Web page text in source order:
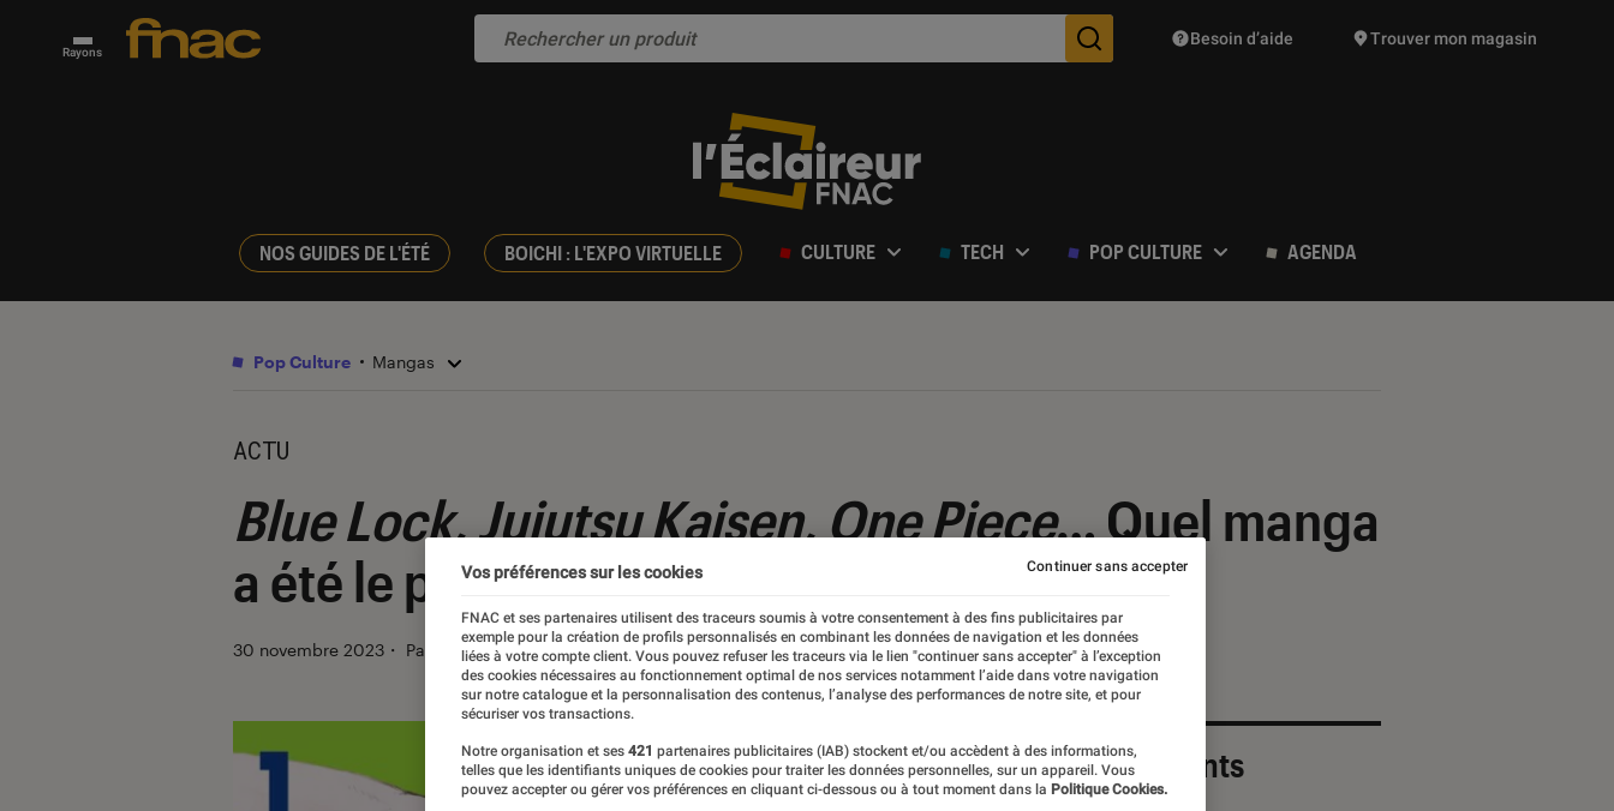
Rayons Des suggestions de produits vont vous être proposées
Besoin d’aide Trouver mon magasin
NOS GUIDES DE L'ÉTÉ BOICHI : L'EXPO VIRTUELLE CULTURE TECH POP CULTURE AGENDA
Pop Culture Mangas
ACTU
Blue Lock, Jujutsu Kaisen, One Piece… Quel manga
a été le plus vendu en 2023 ?
30 novembre 2023 ・ Par Vincent Oms
Les plus récents
Vos préférences sur les cookies
FNAC et ses partenaires utilisent des traceurs soumis à votre consentement à des fins publicitaires par
exemple pour la création de profils personnalisés en combinant les données de navigation et les données
liées à votre compte client. Vous pouvez refuser les traceurs via le lien "continuer sans accepter" à l’exception
des cookies nécessaires au fonctionnement optimal de nos services notamment l’aide dans votre navigation
sur notre catalogue et la personnalisation des contenus, l’analyse des performances de notre site, et pour
sécuriser vos transactions.
Notre organisation et ses 421 partenaires publicitaires (IAB) stockent et/ou accèdent à des informations,
telles que les identifiants uniques de cookies pour traiter les données personnelles, sur un appareil. Vous
pouvez accepter ou gérer vos préférences en cliquant ci-dessous ou à tout moment dans la Politique Cookies.
Continuer sans accepter